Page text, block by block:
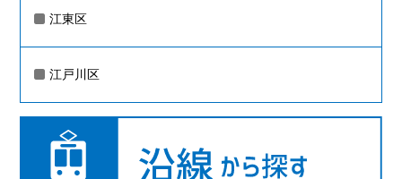
江東区
江戸川区